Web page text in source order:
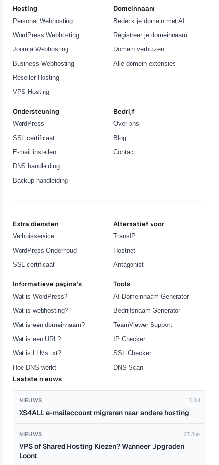
Hosting
Personal Webhosting
WordPress Webhosting
Joomla Webhosting
Business Webhosting
Reseller Hosting
VPS Hosting
Domeinnaam
Bedenk je domein met AI
Registreer je domeinnaam
Domein verhuizen
Alle domein extensies
Ondersteuning
WordPress
SSL certificaat
E-mail instellen
DNS handleiding
Backup handleiding
Bedrijf
Over ons
Blog
Contact
Extra diensten
Verhuisservice
WordPress Onderhoud
SSL certificaat
Alternatief voor
TransIP
Hostnet
Antagonist
Informatieve pagina's
Wat is WordPress?
Wat is webhosting?
Wat is een domeinnaam?
Wat is een URL?
Wat is LLMs.txt?
Hoe DNS werkt
Tools
AI Domeinnaam Generator
Bedrijfsnaam Generator
TeamViewer Support
IP Checker
SSL Checker
DNS Scan
Laatste nieuws
NIEUWS 3 Jul
XS4ALL e-mailaccount migreren naar andere hosting
NIEUWS 27 Jun
VPS of Shared Hosting Kiezen? Wanneer Upgraden
Loont